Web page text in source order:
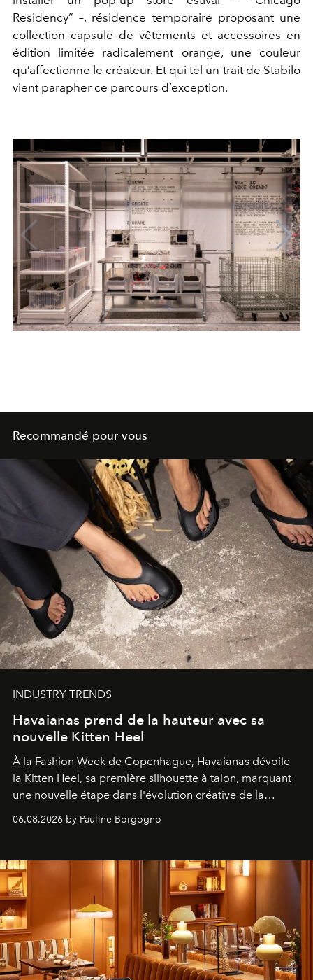
Residency” –, résidence temporaire proposant une
collection capsule de vêtements et accessoires en
édition limitée radicalement orange, une couleur
qu’affectionne le créateur. Et qui tel un trait de Stabilo
vient parapher ce parcours d’exception.
Recommandé pour vous
INDUSTRY TRENDS
Havaianas prend de la hauteur avec sa
nouvelle Kitten Heel
À la Fashion Week de Copenhague, Havaianas dévoile
la Kitten Heel, sa première silhouette à talon, marquant
une nouvelle étape dans l'évolution créative de la
06.08.2026 by Pauline Borgogno